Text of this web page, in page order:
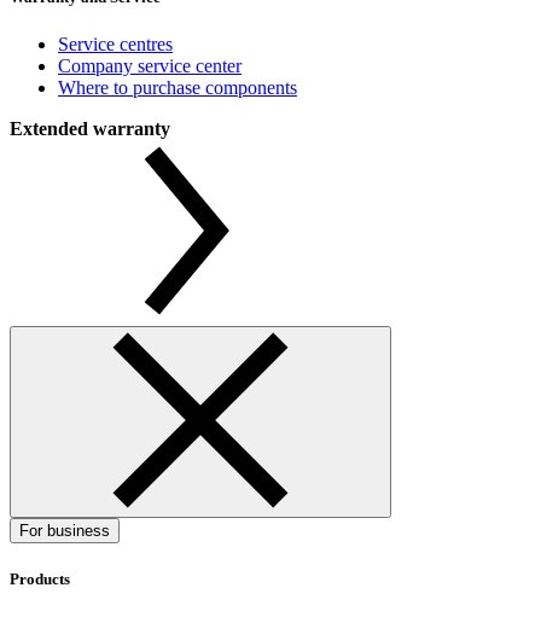
Service centres
Company service center
Where to purchase components
Extended warranty
For business
Products